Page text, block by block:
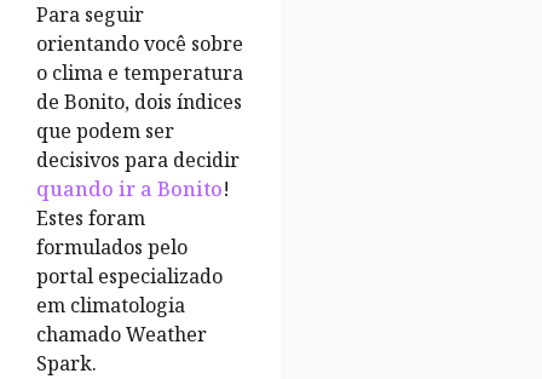
Para seguir
orientando você sobre
o clima e temperatura
de Bonito, dois índices
que podem ser
decisivos para decidir
quando ir a Bonito!
Estes foram
formulados pelo
portal especializado
em climatologia
chamado Weather
Spark.